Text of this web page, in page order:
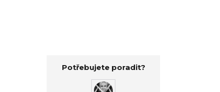
Potřebujete poradit?